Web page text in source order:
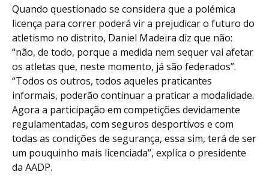
Quando questionado se considera que a polémica
licença para correr poderá vir a prejudicar o futuro do
atletismo no distrito, Daniel Madeira diz que não:
“não, de todo, porque a medida nem sequer vai afetar
os atletas que, neste momento, já são federados”.
“Todos os outros, todos aqueles praticantes
informais, poderão continuar a praticar a modalidade.
Agora a participação em competições devidamente
regulamentadas, com seguros desportivos e com
todas as condições de segurança, essa sim, terá de ser
um pouquinho mais licenciada”, explica o presidente
da AADP.